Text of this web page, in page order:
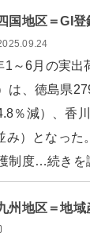
国地区＝GI登
～6月の実出
は、徳島県
％減）、香
み）となった
制度…続きを
州地区＝地域